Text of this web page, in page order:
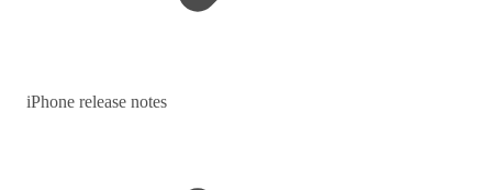
iPhone release notes